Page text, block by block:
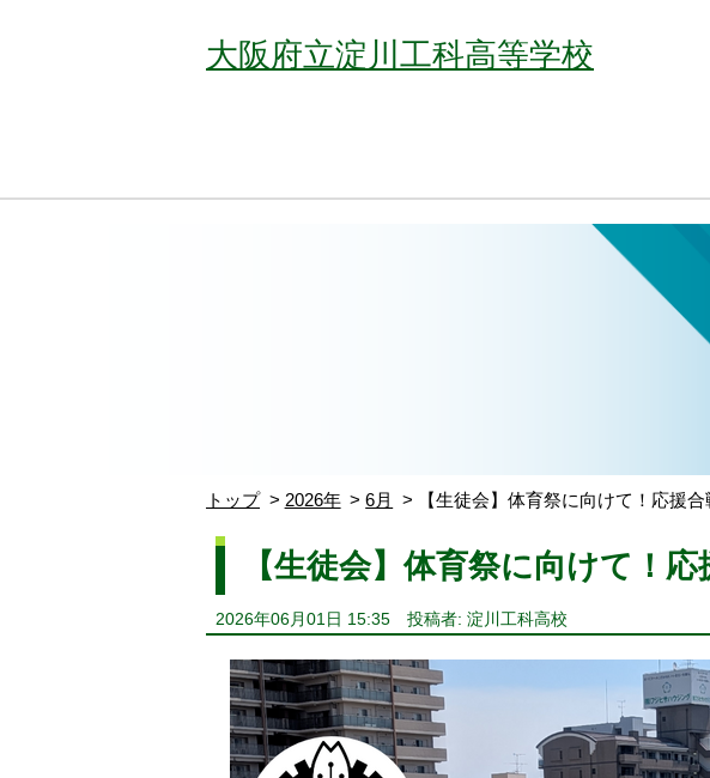
大阪府立淀川工科高等学校
トップ 2026年 6月 【生徒会】体育祭に向けて！応援
【生徒会】体育祭に向けて！
2026年06月01日 15:35 投稿者: 淀川工科高校